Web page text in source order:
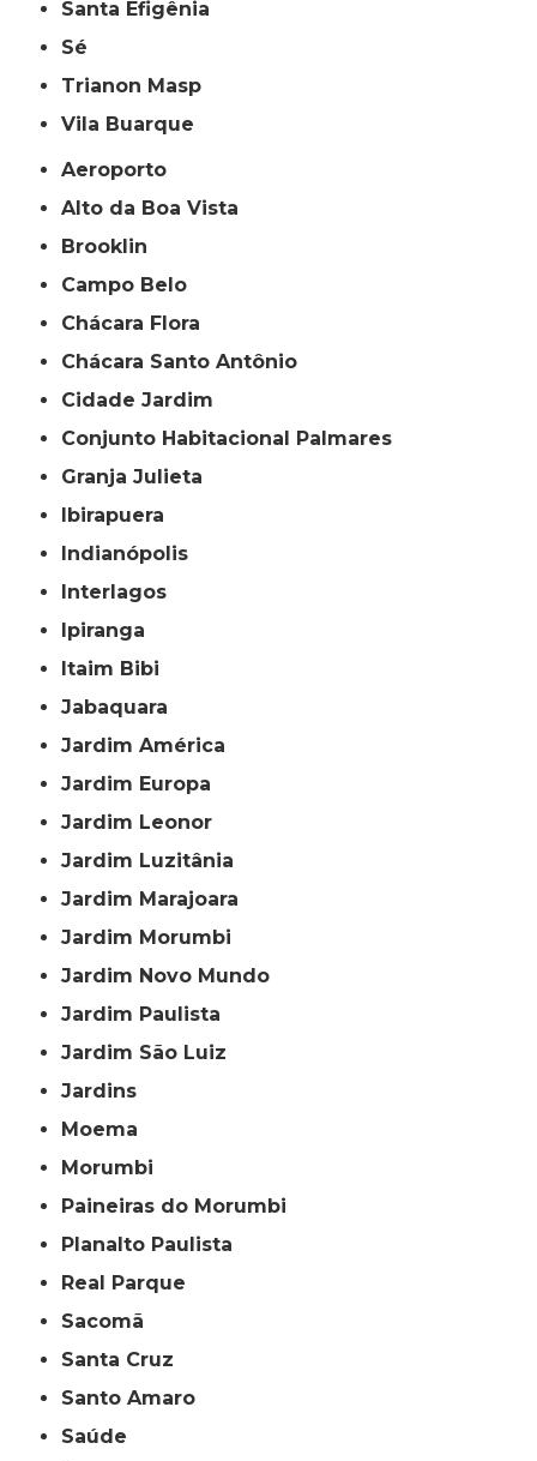
Santa Efigênia
Sé
Trianon Masp
Vila Buarque
Aeroporto
Alto da Boa Vista
Brooklin
Campo Belo
Chácara Flora
Chácara Santo Antônio
Cidade Jardim
Conjunto Habitacional Palmares
Granja Julieta
Ibirapuera
Indianópolis
Interlagos
Ipiranga
Itaim Bibi
Jabaquara
Jardim América
Jardim Europa
Jardim Leonor
Jardim Luzitânia
Jardim Marajoara
Jardim Morumbi
Jardim Novo Mundo
Jardim Paulista
Jardim São Luiz
Jardins
Moema
Morumbi
Paineiras do Morumbi
Planalto Paulista
Real Parque
Sacomã
Santa Cruz
Santo Amaro
Saúde